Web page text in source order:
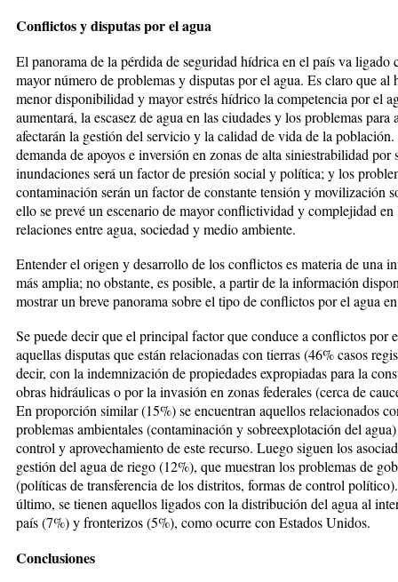
Conflictos y disputas por el agua
El panorama de la pérdida de seguri­dad hídrica en el país va ligado
mayor número de problemas y dispu­tas por el agua. Es claro que al
menor disponibilidad y mayor estrés hídrico la competencia por el
aumentará, la escasez de agua en las ciudades y los problemas para
afectarán la gestión del servicio y la calidad de vida de la
demanda de apoyos e inversión en zo­nas de alta siniestrabilidad por
inundaciones será un factor de pre­sión social y política; y los
contaminación serán un factor de constante tensión y movilización
ello se prevé un escenario de mayor conflictividad y complejidad en
relaciones entre agua, sociedad y medio ambiente.
Entender el origen y desarrollo de los conflictos es mate­ria de una
más amplia; no obstante, es po­sible, a partir de la in­formación
mostrar un bre­ve panorama sobre el tipo de conflictos por el agua
Se puede decir que el principal fac­tor que conduce a conflictos por
aquellas disputas que están relacionadas con tierras (46% casos
decir, con la indemniza­ción de propiedades expropiadas para la
obras hidráulicas o por la invasión en zonas federales (cer­ca de
En proporción si­milar (15%) se encuentran aquellos relacionados
problemas ambienta­les (contaminación y sobreexplotación del
control y aprovechamiento de este recurso. Luego siguen los
gestión del agua de riego (12%), que muestran los problemas de
(políticas de transferencia de los distritos, for­mas de control
último, se tienen aquellos ligados con la distribución del agua al
país (7%) y fronterizos (5%), como ocurre con Estados Unidos.
Conclusiones